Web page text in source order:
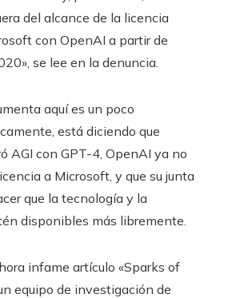
del alcance de la licencia
con OpenAI a partir de
se lee en la denuncia.
aquí es un poco
está diciendo que
AGI con GPT-4, OpenAI ya no
a Microsoft, y que su junta
que la tecnología y la
disponibles más libremente.
infame artículo «Sparks of
equipo de investigación de